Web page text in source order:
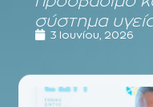
σύστημα
3 Ιουνίου, 2026